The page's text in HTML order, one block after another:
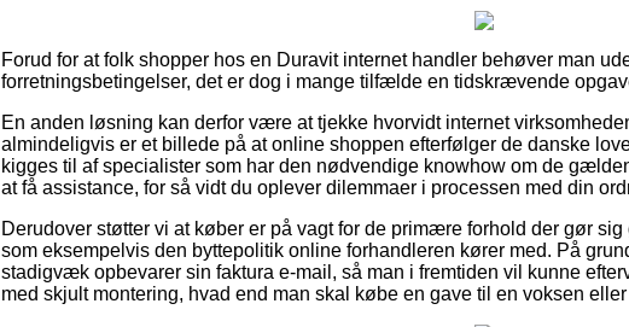
Forud for at folk shopper hos en Duravit internet handler behøver man
forretningsbetingelser, det er dog i mange tilfælde en tidskrævende
En anden løsning kan derfor være at tjekke hvorvidt internet
almindeligvis er et billede på at online shoppen efterfølger de danske
kigges til af specialister som har den nødvendige knowhow om de
at få assistance, for så vidt du oplever dilemmaer i processen med din
Derudover støtter vi at køber er på vagt for de primære forhold der gør
som eksempelvis den byttepolitik online forhandleren kører med. På
stadigvæk opbevarer sin faktura e-mail, så man i fremtiden vil kunne
med skjult montering, hvad end man skal købe en gave til en voksen eller